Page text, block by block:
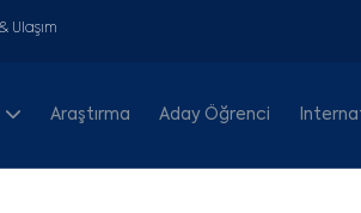
Ulaşım
Araştırma Aday Öğrenci